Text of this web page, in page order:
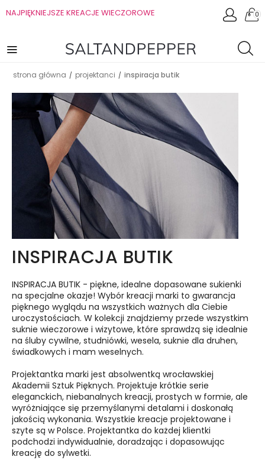
NAJPIĘKNIEJSZE KREACJE WIECZOROWE 0
strona główna / projektanci / inspiracja butik
INSPIRACJA BUTIK
INSPIRACJA BUTIK - piękne, idealne dopasowane sukienki
na specjalne okazje! Wybór kreacji marki to gwarancja
pięknego wyglądu na wszystkich ważnych dla Ciebie
uroczystościach. W kolekcji znajdziemy przede wszystkim
suknie wieczorowe i wizytowe, które sprawdzą się idealnie
na śluby cywilne, studniówki, wesela, suknie dla druhen,
świadkowych i mam weselnych.
Projektantka marki jest absolwentką wrocławskiej
Akademii Sztuk Pięknych. Projektuje krótkie serie
eleganckich, niebanalnych kreacji, prostych w formie, ale
wyróżniające się przemyślanymi detalami i doskonałą
jakością wykonania. Wszystkie kreacje projektowane i
szyte są w Polsce. Projektantka do każdej klientki
podchodzi indywidualnie, doradzając i dopasowując
kreację do sylwetki.